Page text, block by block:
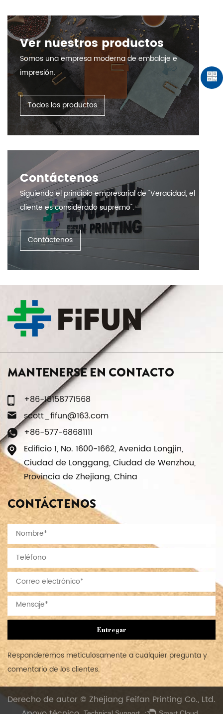
Ver nuestros productos
Somos una empresa moderna de embalaje e
impresión.
Todos los productos
Contáctenos
Siguiendo el principio empresarial de "Veracidad, el
cliente es considerado supremo".
Contáctenos
MANTENERSE EN CONTACTO
+86-18158771568
scott_fifun@163.com
+86-577-68681111
Edificio 1, No. 1600-1662, Avenida Longjin,
Ciudad de Longgang, Ciudad de Wenzhou,
Provincia de Zhejiang, China
CONTÁCTENOS
Entregar
Responderemos meticulosamente a cualquier pregunta y
comentario de los clientes.
Derecho de autor © Zhejiang Feifan Printing Co., Ltd.
Apoyo técnico. Technical Support ： Smart Cloud